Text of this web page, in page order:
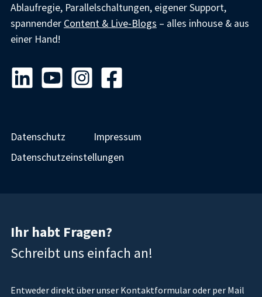
Ablaufregie, Parallelschaltungen, eigener Support,
spannender Content & Live-Blogs – alles inhouse & aus
einer Hand!
Datenschutz
Impressum
Datenschutzeinstellungen
Ihr habt Fragen?
Schreibt uns einfach an!
Entweder direkt über unser Kontaktformular oder per Mail